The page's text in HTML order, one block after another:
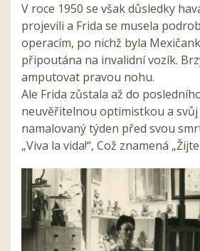
V roce 1950 se však důsledky
projevili a Frida se musela
operacím, po nichž byla
připoutána na invalidní vozík.
amputovat pravou nohu.
Ale Frida zůstala až do
neuvěřitelnou optimistkou a
namalovaný týden před svou
„Viva la vida!“, Což znamená